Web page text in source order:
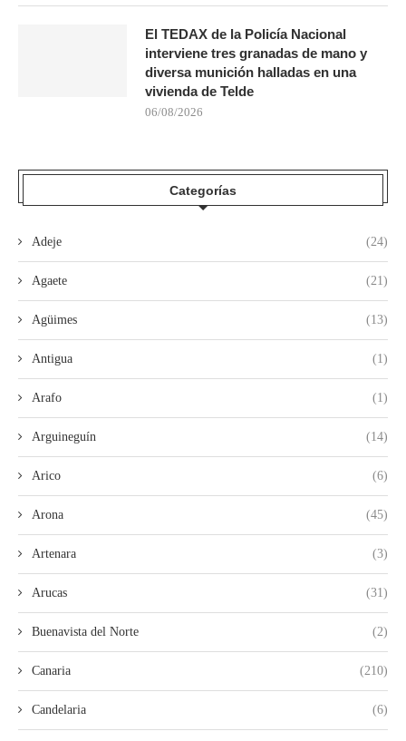
El TEDAX de la Policía Nacional
interviene tres granadas de mano y
diversa munición halladas en una
vivienda de Telde
06/08/2026
Categorías
Adeje (24)
Agaete (21)
Agüimes (13)
Antigua (1)
Arafo (1)
Arguineguín (14)
Arico (6)
Arona (45)
Artenara (3)
Arucas (31)
Buenavista del Norte (2)
Canaria (210)
Candelaria (6)